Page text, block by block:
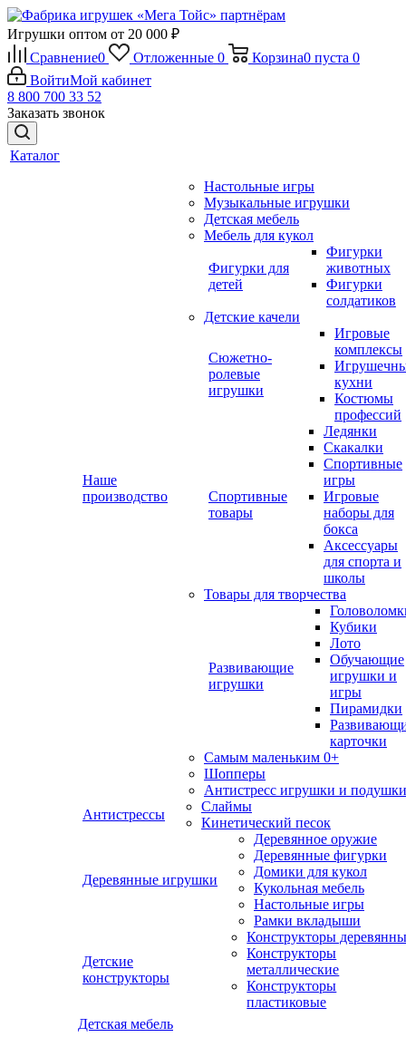
Игрушки оптом от 20 000 ₽
Сравнение0 Отложенные 0 Корзина0 пуста 0
ВойтиМой кабинет
8 800 700 33 52
Заказать звонок
Каталог
Наше
производство
Настольные игры
Музыкальные игрушки
Детская мебель
Мебель для кукол
Фигурки для
детей
Фигурки
животных
Фигурки
солдатиков
Детские качели
Сюжетно-
ролевые
игрушки
Игровые
комплексы
кухни
Костюмы
профессий
Спортивные
товары
Ледянки
Скакалки
Спортивные
игры
Игровые
наборы для
бокса
Аксессуары
для спорта и
школы
Товары для творчества
Развивающие
игрушки
Кубики
Лото
Обучающие
игрушки и
игры
Пирамидки
карточки
Самым маленьким 0+
Шопперы
Антистресс игрушки и подушки
Антистрессы
Слаймы
Кинетический песок
Деревянные игрушки
Деревянное оружие
Деревянные фигурки
Домики для кукол
Кукольная мебель
Настольные игры
Рамки вкладыши
Детские
конструкторы
Конструкторы
Конструкторы
металлические
Конструкторы
пластиковые
Детская мебель